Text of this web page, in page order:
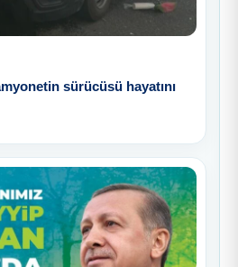
sürücüsü hayatını